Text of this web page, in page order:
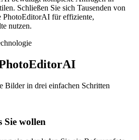
Schließen Sie sich Tausenden von
PhotoEditorAI für effiziente,
nutzen.
Bilder in drei einfachen Schritten
Sie wollen